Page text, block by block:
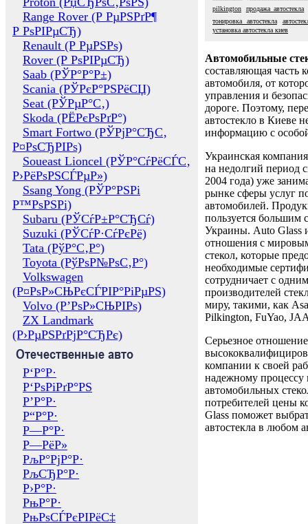
Range Rover (Р РµРЅРґР¶
Р РѕРІРµСЂ)
Renault (Р РµРЅРѕ)
Rover (Р РѕРІРµСЂ)
Saab (РЎР°Р°Р±)
Scania (РЎРєР°РЅРёСЏ)
Seat (РЎРµР°С‚)
Skoda (РЁРєРѕРґР°)
Smart Fortwo (РЎРјР°СЂС‚
Р¤РѕСЂРІРѕ)
Soueast Lioncel (РЎР°СѓРёСЃС‚
Р›РёРѕРЅСЃРµР»)
Ssang Yong (РЎР°РЅРі
Р™РѕРЅРі)
Subaru (РЎСѓР±Р°СЂСѓ)
Suzuki (РЎСѓР·СѓРєРё)
Tata (РўР°С‚Р°)
Toyota (РўРѕР№РѕС‚Р°)
Volkswagen
(Р¤РѕР»СЊРєСЃРІР°РіРµРЅ)
Volvo (Р’РѕР»СЊРІРѕ)
ZX Landmark
(Р›РµРЅРґРјР°СЂРє)
Отечественные авто
Р‘Р°Р·
Р‘РѕРіРґР°РЅ
Р’Р°Р·
Р“Р°Р·
Р—Р°Р·
Р—РёР»
РљР°РјР°Р·
РљСЂР°Р·
Р›Р°Р·
РњР°Р·
РњРѕСЃРєРІРёС‡
pilkington
продажа автостекла
тонировка автостекла
установка автостекла киев
Автомобильные
составляющая часть
автомобиля, от
управления и
дороге. Поэтому,
автостекло в Киеве
информацию с
Украинская
на недолгий период
2004 года) уже
рынке сферы услуг
автомобилей.
пользуется большим
Украины. Auto Glass
отношения с
стекол, которые
необходимые
сотрудничает с
производителей
миру, такими, как
Pilkington, FuYao,
Серьезное отношение
компании к своей
надежному процессу
автомобильных
потребителей цены
Glass поможет
автостекла в любом